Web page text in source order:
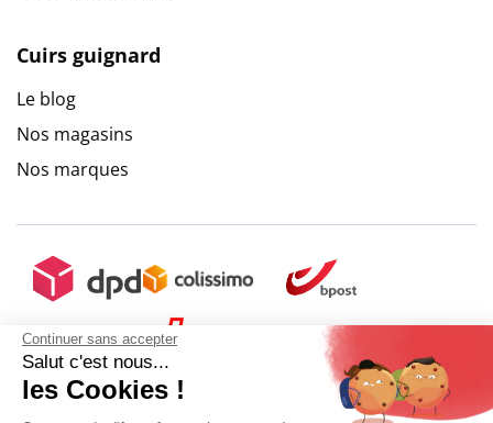
Continuer sans accepter
Salut c'est nous...
les Cookies !
Cuirs guignard
Le blog
Nos magasins
Nos marques